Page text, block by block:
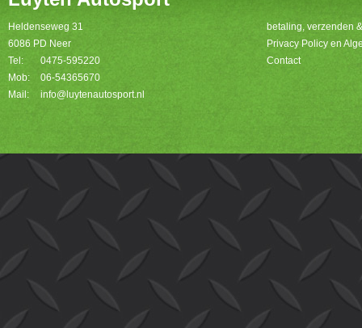
Heldenseweg 31
6086 PD Neer
Tel:
0475-595220
Mob:
06-54365670
Mail:
info@luytenautosport.nl
betaling, verzenden
Privacy Policy en
Contact